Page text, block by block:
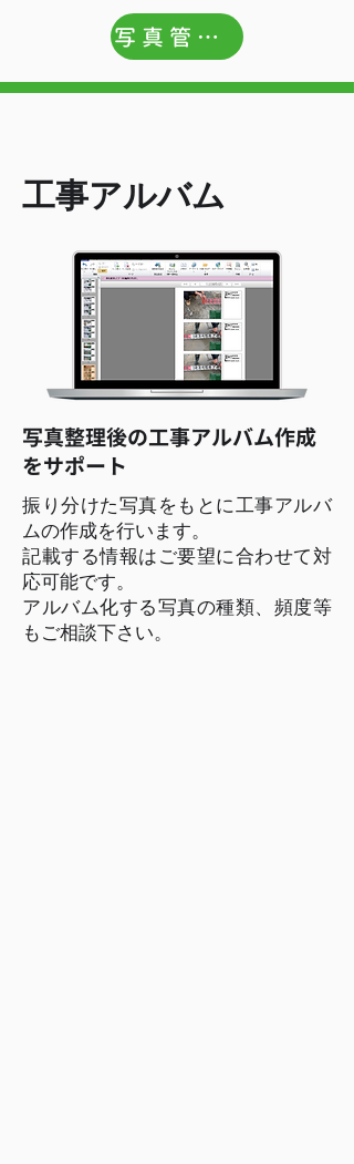
写真管理表とは？
​工事アルバム
写真整理後の工事アルバム作成
をサポート
振り分けた写真をもとに工事アルバ
ムの作成を行います。
記載する情報はご要望に合わせて対
応可能です。
アルバム化する写真の種類、頻度等
もご相談下さい。